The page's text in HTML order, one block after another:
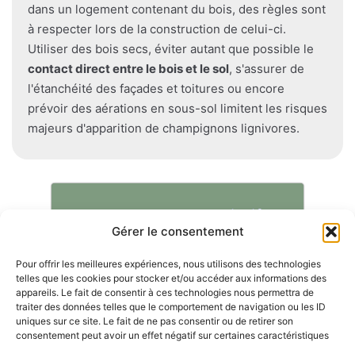
Gérer le consentement
Pour offrir les meilleures expériences, nous utilisons des technologies
telles que les cookies pour stocker et/ou accéder aux informations des
appareils. Le fait de consentir à ces technologies nous permettra de
traiter des données telles que le comportement de navigation ou les ID
uniques sur ce site. Le fait de ne pas consentir ou de retirer son
consentement peut avoir un effet négatif sur certaines caractéristiques
dans un logement contenant du bois, des règles sont
à respecter lors de la construction de celui-ci.
Utiliser des bois secs, éviter autant que possible le
contact direct entre le bois et le sol, s'assurer de
l'étanchéité des façades et toitures ou encore
prévoir des aérations en sous-sol limitent les risques
majeurs d'apparition de champignons lignivores.
Je demande le descriptif des
risques pour ma ville
Le risque Radon